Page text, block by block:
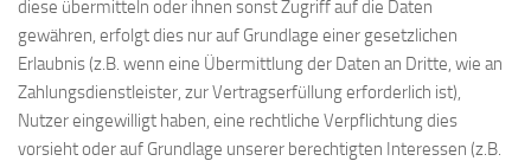
diese übermitteln oder ihnen sonst Zugriff auf die Daten
gewähren, erfolgt dies nur auf Grundlage einer gesetzlichen
Erlaubnis (z.B. wenn eine Übermittlung der Daten an Dritte, wie an
Zahlungsdienstleister, zur Vertragserfüllung erforderlich ist),
Nutzer eingewilligt haben, eine rechtliche Verpflichtung dies
vorsieht oder auf Grundlage unserer berechtigten Interessen (z.B.